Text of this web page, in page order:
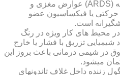
یا فیکساسیون عضو
است.
محیط های کار ویژه در رنگ
شیمیایی تزریق با فشار یا خارج
در شیمی درمانی باعث بروز این
میشود.
زننده داخل غلاف تاندونهای